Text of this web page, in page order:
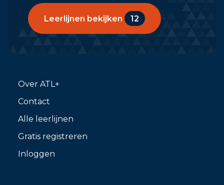
Leerlijnen bekijken 12
Over ATL+
Contact
Alle leerlijnen
Gratis registreren
Inloggen